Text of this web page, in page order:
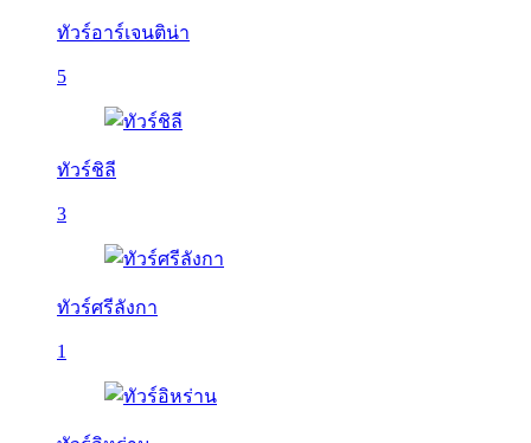
ทัวร์อาร์เจนติน่า
5
ทัวร์ชิลี
3
ทัวร์ศรีลังกา
1